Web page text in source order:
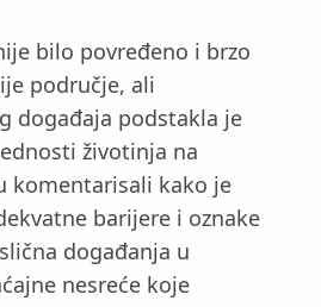
bilo povređeno i brzo
područje, ali
događaja podstakla je
životinja na
komentarisali kako je
barijere i oznake
događanja u
nesreće koje